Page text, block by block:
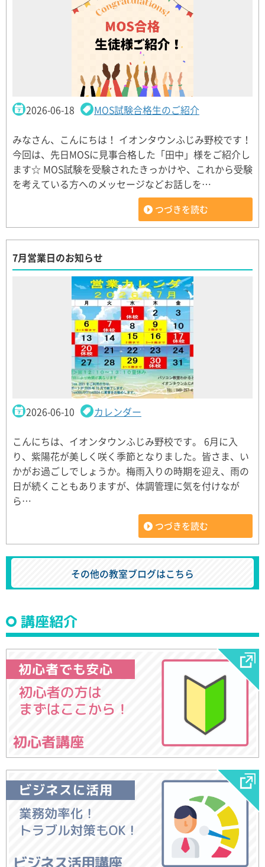
2026-06-18 MOS試験合格生のご紹介
みなさん、こんにちは！ イオンタウンふじみ野校です！
今回は、先日MOSに見事合格した「田中」様をご紹介し
ます☆ MOS試験を受験されたきっかけや、これから受験
を考えている方へのメッセージなどお話しを…
つづきを読む
7月営業日のお知らせ
2026-06-10 カレンダー
こんにちは、イオンタウンふじみ野校です。 6月に入
り、紫陽花が美しく咲く季節となりました。皆さま、い
かがお過ごしでしょうか。梅雨入りの時期を迎え、雨の
日が続くこともありますが、体調管理に気を付けなが
ら…
つづきを読む
その他の教室ブログはこちら
講座紹介
初心者講座
ビジネス活用講座